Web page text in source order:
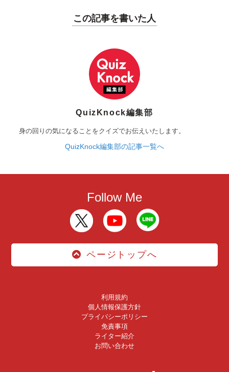
この記事を書いた人
QuizKnock編集部
身の回りの気になることをクイズでお伝えいたします。
QuizKnock編集部の記事一覧へ
Follow Me
ページトップへ
利用規約
個人情報保護方針
プライバシーポリシー
免責事項
ライター紹介
お問い合わせ